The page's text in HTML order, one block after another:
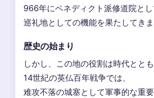
966年にベネディクト派修道院と
巡礼地としての機能を果たしてきま
歴史の始まり
しかし、この地の役割は時代とと
14世紀の英仏百年戦争では、
难攻不落の城塞として軍事的な重